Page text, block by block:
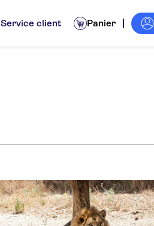
Service client Panier